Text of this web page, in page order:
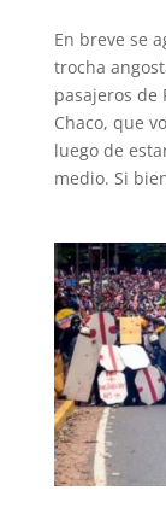
En breve se
trocha
pasajeros de
Chaco, que
luego de
medio. Si